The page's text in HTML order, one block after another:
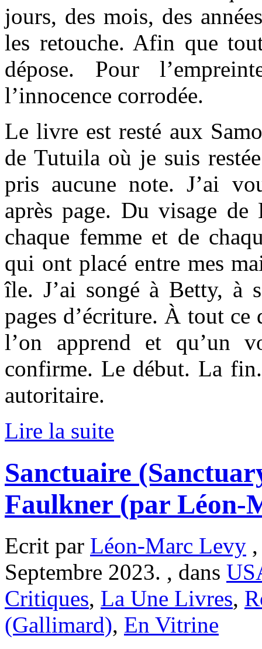
jours, des mois, des
les retouche. Afin que
dépose. Pour
l’innocence corrodée.
Le livre est resté aux
de Tutuila où je suis
pris aucune note. J’ai
après page. Du visage
chaque femme et de
qui ont placé entre mes
île. J’ai songé à Betty, à
pages d’écriture. À tout ce
l’on apprend et qu’un
confirme. Le début. La
autoritaire.
Lire la suite
Sanctuaire
Faulkner (par Léon-
Ecrit par Léon-Marc Levy
Septembre 2023. , dans
Critiques, La Une Livres,
(Gallimard), En Vitrine